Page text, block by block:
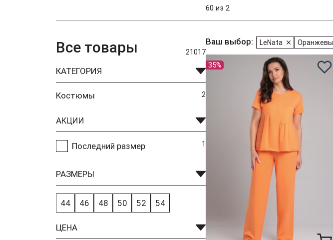
60 из 2
Все товары 21017
КАТЕГОРИЯ
Костюмы 2
АКЦИИ
Последний размер 1
РАЗМЕРЫ
44 46 48 50 52 54
ЦЕНА
Ваш выбор: LeNata
35%